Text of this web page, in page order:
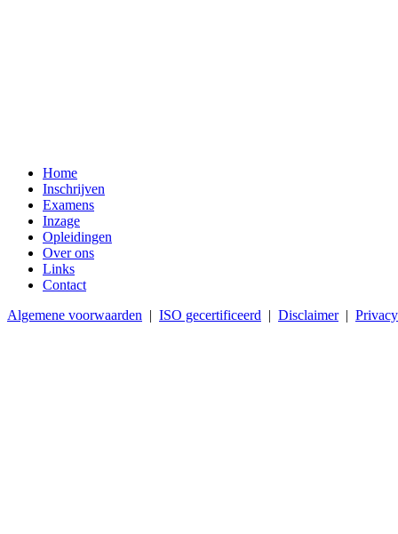
Home
Inschrijven
Examens
Inzage
Opleidingen
Over ons
Links
Contact
Algemene voorwaarden | ISO gecertificeerd | Disclaimer|